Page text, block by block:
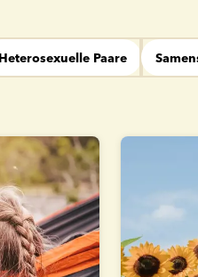
Heterosexuelle Paare